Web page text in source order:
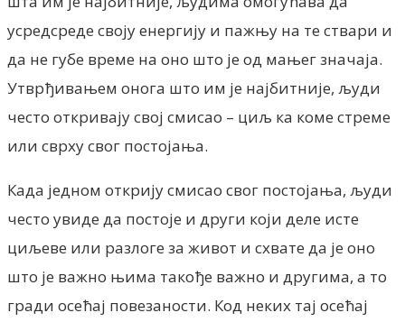
усредсреде своју енергију и пажњу на те ствари и
да не губе време на оно што је од мањег значаја.
Утврђивањем онога што им је најбитније, људи
често откривају свој смисао – циљ ка коме стреме
или сврху свог постојања.
Када једном открију смисао свог постојања, људи
често увиде да постоје и други који деле исте
циљеве или разлоге за живот и схвате да је оно
што је важно њима такође важно и другима, а то
гради осећај повезаности. Код неких тај осећај